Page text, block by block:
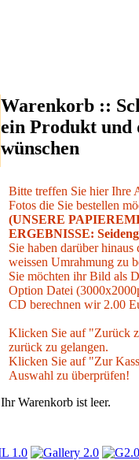
Warenkorb ::
ein Produkt und
wünschen
Bitte treffen Sie hier Ihre
Fotos die Sie bestellen
(UNSERE
ERGEBNISSE:
Sie haben darüber
weissen Umrahmung zu
Sie möchten ihr Bild als
Option Datei
CD berechnen wir 2.00
Klicken Sie auf "Zurück
zurück zu gelangen.
Klicken Sie auf "Zur
Auswahl zu überprüfen!
Ihr Warenkorb ist leer.